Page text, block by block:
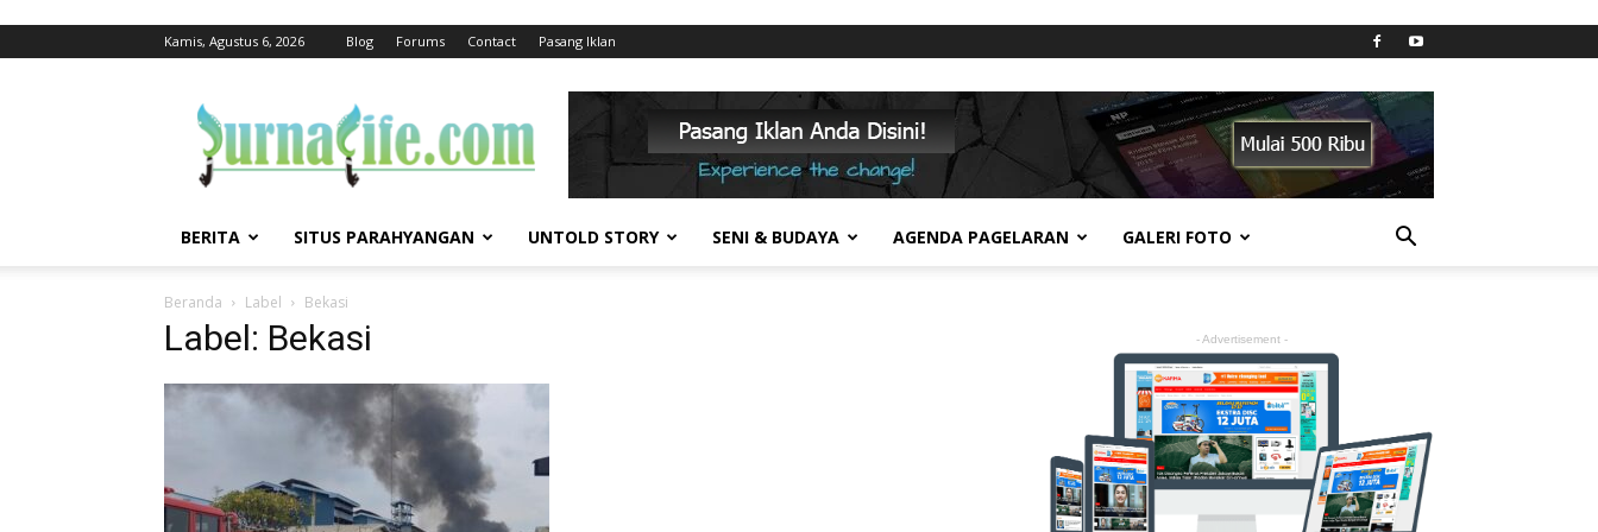
Kamis, Agustus 6, 2026 Blog Forums Contact Pasang Iklan
BERITA SITUS PARAHYANGAN UNTOLD STORY SENI & BUDAYA AGENDA PAGELARAN GALERI FOTO
Beranda Label Bekasi
Label: Bekasi - Advertisement -